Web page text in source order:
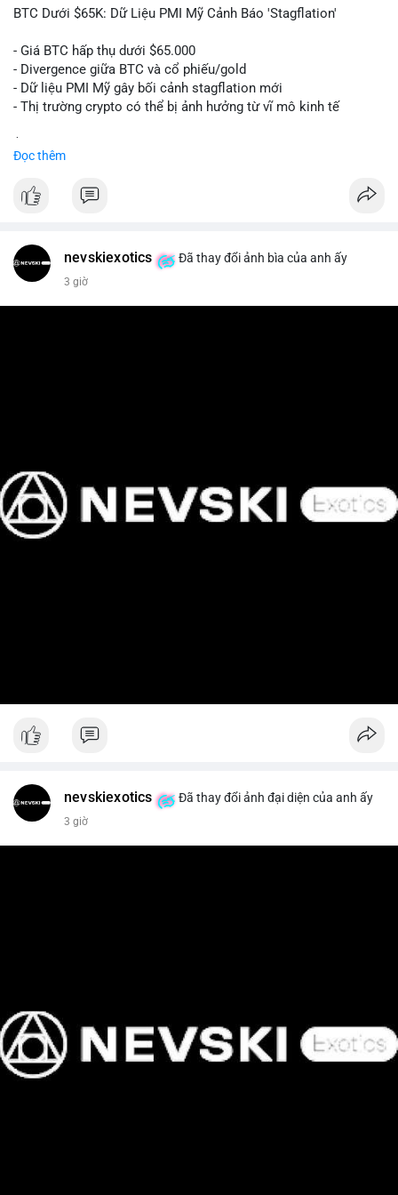
📰 Nguồn: Cointelegraph
BTC Dưới $65K: Dữ Liệu PMI Mỹ Cảnh Báo 'Stagflation'
- Giá BTC hấp thụ dưới $65.000
- Divergence giữa BTC và cổ phiếu/gold
- Dữ liệu PMI Mỹ gây bối cảnh stagflation mới
- Thị trường crypto có thể bị ảnh hưởng từ vĩ mô kinh tế
Đọc thêm
nevskiexotics Đã thay đổi ảnh bìa của anh ấy
3 giờ
nevskiexotics Đã thay đổi ảnh đại diện của anh ấy
3 giờ